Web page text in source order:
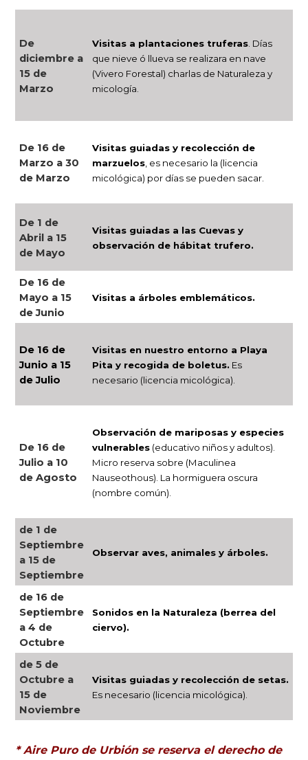
De
diciembre a
15 de
Marzo
Visitas a plantaciones truferas . Días
que nieve ó llueva se realizara en nave
(Vivero Forestal) charlas de Naturaleza y
micología.
De 16 de
Marzo a 30
de Marzo
Visitas guiadas y recolección de
marzuelos , es necesario la (licencia
micológica) por días se pueden sacar.
De 1 de
Abril a 15
de Mayo
Visitas guiadas a las Cuevas y
observación de hábitat trufero.
De 16 de
Mayo a 15
de Junio
Visitas a árboles emblemáticos.
De 16 de
Junio a 15
de Julio
Visitas en nuestro entorno a Playa
Pita y recogida de boletus. Es
necesario (licencia micológica).
De 16 de
Julio a 10
de Agosto
Observación de mariposas y especies
vulnerables (educativo niños y adultos).
Micro reserva sobre (Maculinea
Nauseothous). La hormiguera oscura
(nombre común).
de 1 de
Septiembre
a 15 de
Septiembre
Observar aves, animales y árboles.
de 16 de
Septiembre
a 4 de
Octubre
Sonidos en la Naturaleza (berrea del
ciervo).
de 5 de
Octubre a
15 de
Noviembre
Visitas guiadas y recolección de setas.
Es necesario (licencia micológica).
* Aire Puro de Urbión se reserva el derecho de